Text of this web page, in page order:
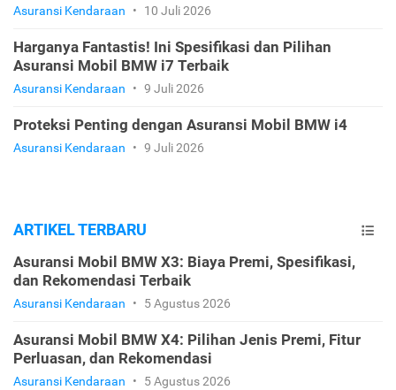
Asuransi Kendaraan • 10 Juli 2026
Harganya Fantastis! Ini Spesifikasi dan Pilihan
Asuransi Mobil BMW i7 Terbaik
Asuransi Kendaraan • 9 Juli 2026
Proteksi Penting dengan Asuransi Mobil BMW i4
Asuransi Kendaraan • 9 Juli 2026
ARTIKEL TERBARU
Asuransi Mobil BMW X3: Biaya Premi, Spesifikasi,
dan Rekomendasi Terbaik
Asuransi Kendaraan • 5 Agustus 2026
Asuransi Mobil BMW X4: Pilihan Jenis Premi, Fitur
Perluasan, dan Rekomendasi
Asuransi Kendaraan • 5 Agustus 2026